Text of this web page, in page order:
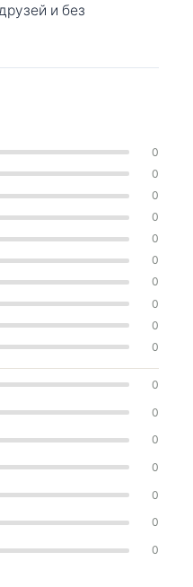
и без
0
0
0
0
0
0
0
0
0
0
0
0
0
0
0
0
0